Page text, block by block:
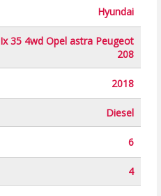
Hyundai
Ix 35 4wd Opel astra Peugeot
208
2018
Diesel
6
4